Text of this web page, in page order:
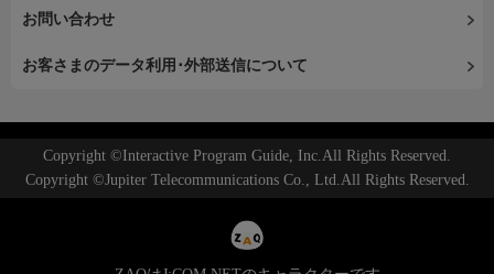
お問い合わせ
お客さまのデータ利用･外部送信について
Copyright ©Interactive Program Guide, Inc.All Rights Reserved.
Copyright ©Jupiter Telecommunications Co., Ltd.All Rights Reserved.